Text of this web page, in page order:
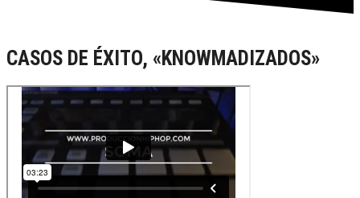
CASOS DE ÉXITO, «KNOWMADIZADOS»